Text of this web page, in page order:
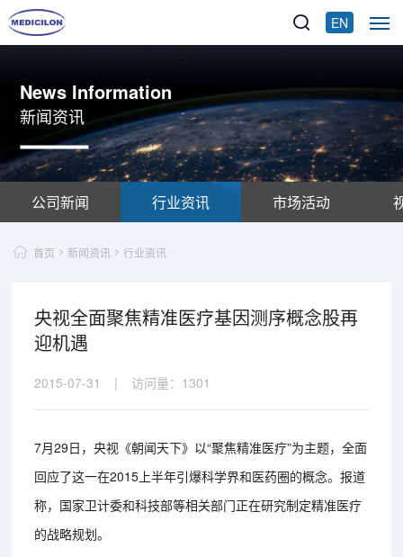
EN
News Information
新闻资讯
公司新闻 行业资讯 市场活动
首页 新闻资讯 行业资讯
央视全面聚焦精准医疗基因测序概念股再
迎机遇
2015-07-31 | 访问量： 1301
7月29日，央视《朝闻天下》以“聚焦精准医疗”为主题，全面
回应了这一在2015上半年引爆科学界和医药圈的概念。报道
称，国家卫计委和科技部等相关部门正在研究制定精准医疗
的战略规划。